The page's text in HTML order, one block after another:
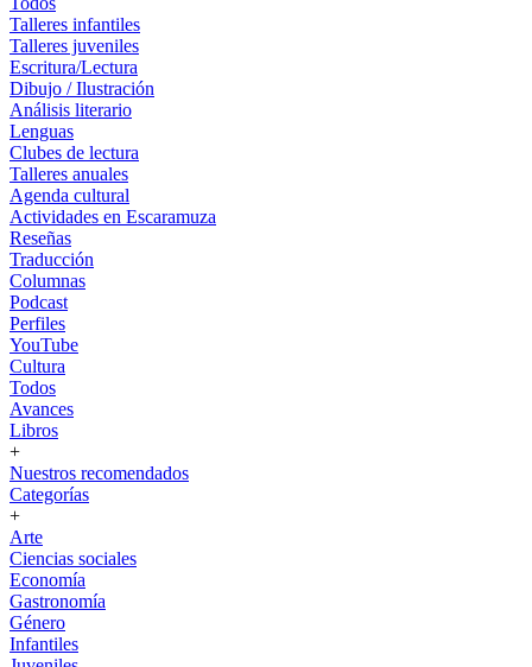
Talleres infantiles
Talleres juveniles
Escritura/Lectura
Dibujo / Ilustración
Análisis literario
Lenguas
Clubes de lectura
Talleres anuales
Agenda cultural
Actividades en Escaramuza
Reseñas
Traducción
Columnas
Podcast
Perfiles
YouTube
Cultura
Todos
Avances
Libros
+
Nuestros recomendados
Categorías
+
Arte
Ciencias sociales
Economía
Gastronomía
Género
Infantiles